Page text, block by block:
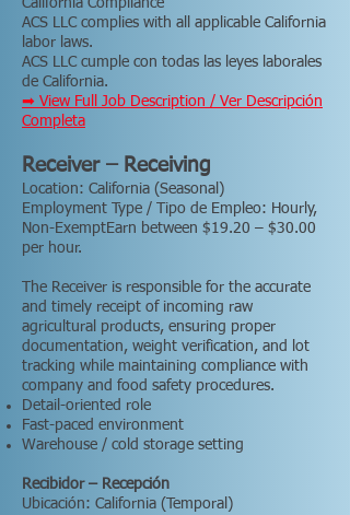
California Compliance
ACS LLC complies with all applicable California
labor laws.
ACS LLC cumple con todas las leyes laborales
de California.
➡ View Full Job Description / Ver Descripción
Completa
Receiver – Receiving
Location: California (Seasonal)
Employment Type / Tipo de Empleo: Hourly,
Non-ExemptEarn between $19.20 – $30.00
per hour.
The Receiver is responsible for the accurate
and timely receipt of incoming raw
agricultural products, ensuring proper
documentation, weight verification, and lot
tracking while maintaining compliance with
company and food safety procedures.
Detail-oriented role
Fast-paced environment
Warehouse / cold storage setting
Recibidor – Recepción
Ubicación: California (Temporal)